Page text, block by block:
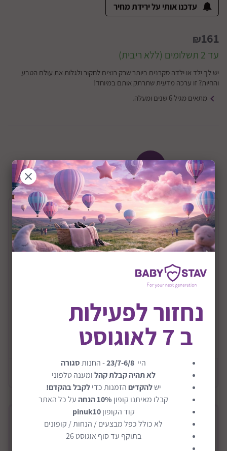
עדכנו אותי על ירידת מחיר
₪161
עד 2 תשלומים (ללא ריבית)
יש לך ילד או ילדה סקרנים ביותר שרק רוצים לחקור ולגלות את עולם הטבע
והחיות? זו ערכה מדעית שתרתק אותם במיוחד!
מתאים מגיל 6 שנים ומעלה.
+6Y שיתוף:
תיאור המוצר
מגבר קול ממרחק דגם Sound Amplifier
יש לך ילד או ילדה סקרנים ביותר שרק רוצים לחקור ולגלות
את עולם הטבע והחיות? זו ערכה מדעית שתרתק אותם
במיוחד!
בעת טיול בטבע או ביער ניתן שלמוע קולות חלשים\רחוקים
שאנו לא שומעים כרגיל, אפילו ממרחק 30 מטר!
מגיע עם סט אוזניות ייעודיות.
דרושה 1 סוללה 9V (לא כלול).
כולל חוברת הוראות, לימוד והסברים מתורגמת לעברית עם
איורים.
להורדת הקובץ המתורגם יש ללחוץ על הכפתור "הוראות
בעברית" הנמצא למטה.
תנו לילדים לצאת לטבע, לחקור את העולם, לפתח את
החשיבה העצמאית ואת הסקרנות שלהם לעולם הטבע!
פשוט כוון את לווין המגבר לעבר קול חלק\מרוחק ותגלה
קרא עוד
מידע כללי
נחזור לפעילות
ב 7 לאוגוסט
היי 23/7-6/8- החנותסגורה
לא תהיה קבלת קהלומענה טלפוני
ישלהקדיםהזמנות כדילקבל בהקדם!
קבלו מאיתנו קופון 10% הנחה
על כל האתר
קוד הקופוןpinuk10
לא כולל כפל מבצעים / הנחות / קופונים
בתוקף עד סוף אוגוסט 26